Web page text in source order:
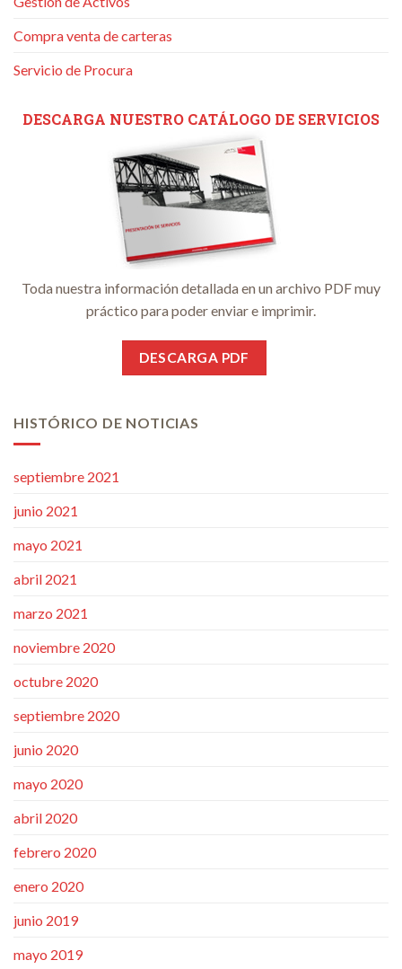
Compra venta de carteras
Servicio de Procura
DESCARGA NUESTRO CATÁLOGO DE SERVICIOS
Toda nuestra información detallada en un archivo PDF muy
práctico para poder enviar e imprimir.
DESCARGA PDF
HISTÓRICO DE NOTICIAS
septiembre 2021
junio 2021
mayo 2021
abril 2021
marzo 2021
noviembre 2020
octubre 2020
septiembre 2020
junio 2020
mayo 2020
abril 2020
febrero 2020
enero 2020
junio 2019
mayo 2019